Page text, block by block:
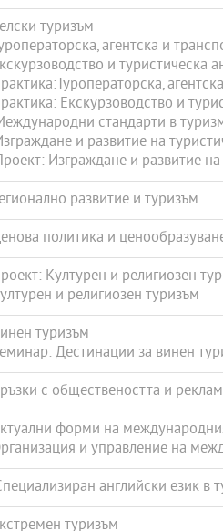
туризъм
агентска и
и туристическа
Екскурзоводство и
стандарти в
и развитие на
Изграждане и развитие
развитие и туризъм
политика и
Културен и религиозен
и религиозен туризъм
туризъм
Дестинации за винен
с обществеността и
форми на
и управление на
английски език в
туризъм